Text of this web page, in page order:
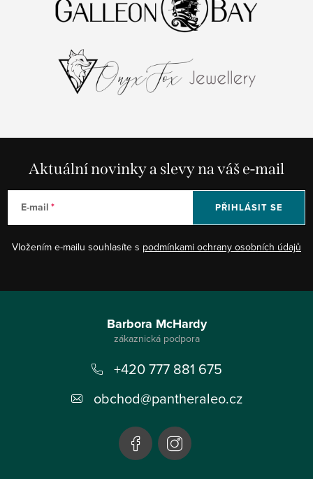
Aktuální novinky a slevy na váš e-mail
E-mail
Vložením e-mailu souhlasíte s podmínkami ochrany osobních údajů
PŘIHLÁSIT SE
Barbora McHardy
+420 777 881 675
obchod@pantheraleo.cz